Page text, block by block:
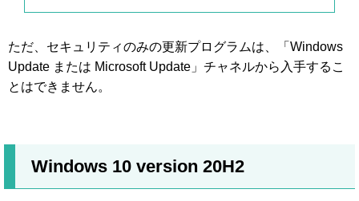
ただ、セキュリティのみの更新プログラムは、「Windows
Update または Microsoft Update」チャネルから入手するこ
とはできません。
Windows 10 version 20H2